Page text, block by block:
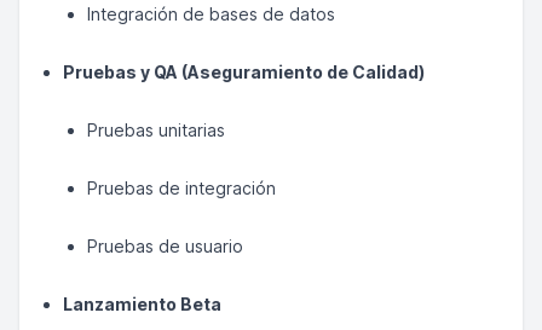
Integración de bases de datos
Pruebas y QA (Aseguramiento de Calidad)
Pruebas unitarias
Pruebas de integración
Pruebas de usuario
Lanzamiento Beta